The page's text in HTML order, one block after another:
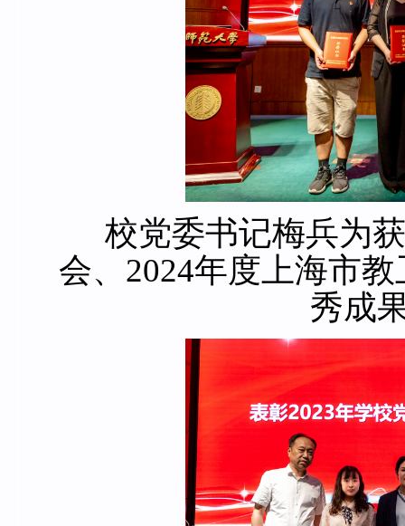
校党委书记梅兵为
会、2024年度上海市
秀成